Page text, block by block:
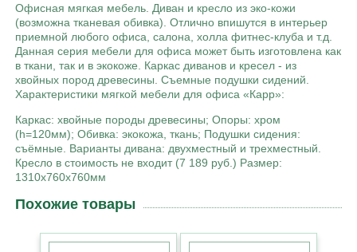
Офисная мягкая мебель. Диван и кресло из эко-кожи
(возможна тканевая обивка). Отлично впишутся в интерьер
приемной любого офиса, салона, холла фитнес-клуба и т.д.
Данная серия мебели для офиса может быть изготовлена как
в ткани, так и в экокоже. Каркас диванов и кресел - из
хвойных пород древесины. Съемные подушки сидений.
Характеристики мягкой мебели для офиса «Карр»:
Каркас: хвойные породы древесины; Опоры: хром
(h=120мм); Обивка: экокожа, ткань; Подушки сидения:
съёмные. Варианты дивана: двухместный и трехместный.
Кресло в стоимость не входит (7 189 руб.) Размер:
1310х760х760мм
Похожие товары